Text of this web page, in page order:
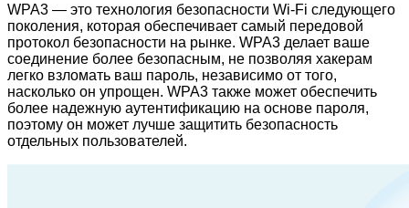
WPA3 — это технология безопасности Wi-Fi следующего
поколения, которая обеспечивает самый передовой
протокол безопасности на рынке. WPA3 делает ваше
соединение более безопасным, не позволяя хакерам
легко взломать ваш пароль, независимо от того,
насколько он упрощен. WPA3 также может обеспечить
более надежную аутентификацию на основе пароля,
поэтому он может лучше защитить безопасность
отдельных пользователей.